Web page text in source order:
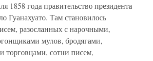
1858 года правительство президента
Гуанахуато. Там становилось
разосланных с нарочными,
мулов, бродягами,
торговцами, сотни писем,